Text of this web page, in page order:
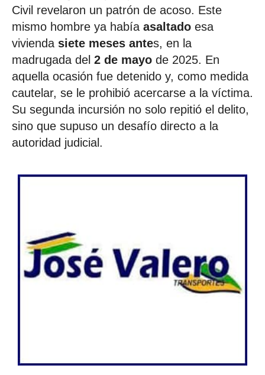
Civil revelaron un patrón de acoso. Este
mismo hombre ya había asaltado esa
vivienda siete meses antes, en la
madrugada del 2 de mayo de 2025. En
aquella ocasión fue detenido y, como medida
cautelar, se le prohibió acercarse a la víctima.
Su segunda incursión no solo repitió el delito,
sino que supuso un desafío directo a la
autoridad judicial.